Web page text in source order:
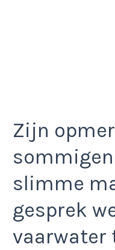
Zijn
slimme
gesprek
vaarwater